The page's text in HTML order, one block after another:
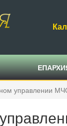
управлении